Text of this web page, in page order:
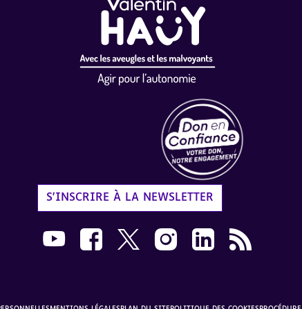
S'INSCRIRE À LA NEWSLETTER
Nous suivre sur Youtube AVH dans une nouvelle
Nous suivre sur Facebook AVH dans une
Nous suivre sur X AVH dans une
Nous suivre sur Instagram
Nous suivre sur
Flux RSS